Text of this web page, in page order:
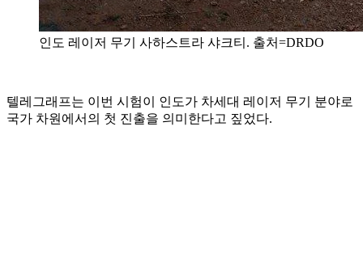
인도 레이저 무기 사하스트라 샤크티. 출처=DRDO
텔레그래프는 이번 시험이 인도가 차세대 레이저 무기 분야로
국가 차원에서의 첫 진출을 의미한다고 짚었다.